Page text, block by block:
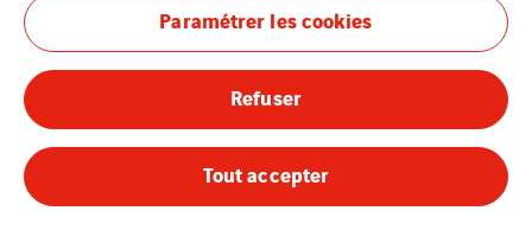
Paramétrer les cookies
Refuser
Tout accepter